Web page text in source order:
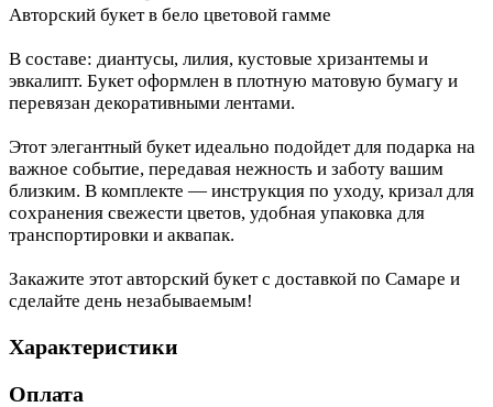
Авторский букет в бело цветовой гамме
В составе: диантусы, лилия, кустовые хризантемы и
эвкалипт. Букет оформлен в плотную матовую бумагу и
перевязан декоративными лентами.
Этот элегантный букет идеально подойдет для подарка на
важное событие, передавая нежность и заботу вашим
близким. В комплекте — инструкция по уходу, кризал для
сохранения свежести цветов, удобная упаковка для
транспортировки и аквапак.
Закажите этот авторский букет с доставкой по Самаре и
сделайте день незабываемым!
Характеристики
Оплата